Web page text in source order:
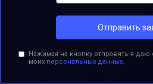
Отправить
Нажимая на кнопку отправить я даю
моих персональных данных.